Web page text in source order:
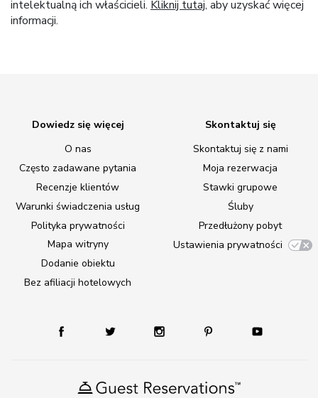
intelektualną ich właścicieli. Kliknij tutaj, aby uzyskać więcej
informacji.
Dowiedz się więcej
O nas
Często zadawane pytania
Recenzje klientów
Warunki świadczenia usług
Polityka prywatności
Mapa witryny
Dodanie obiektu
Bez afiliacji hotelowych
Skontaktuj się
Skontaktuj się z nami
Moja rezerwacja
Stawki grupowe
Śluby
Przedłużony pobyt
Ustawienia prywatności